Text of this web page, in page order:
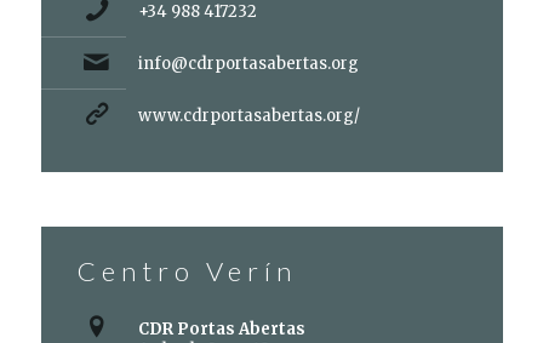
+34 988 417232
info@cdrportasabertas.org
www.cdrportasabertas.org/
Centro Verín
CDR Portas Abertas